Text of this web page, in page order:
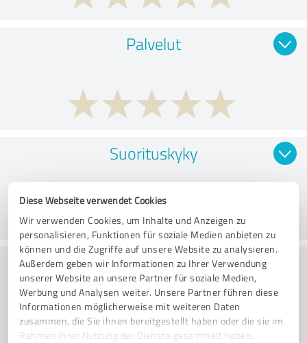
Diese Webseite verwendet Cookies
Wir verwenden Cookies, um Inhalte und Anzeigen zu
personalisieren, Funktionen für soziale Medien anbieten zu
können und die Zugriffe auf unsere Website zu analysieren.
Außerdem geben wir Informationen zu Ihrer Verwendung
unserer Website an unsere Partner für soziale Medien,
Werbung und Analysen weiter. Unsere Partner führen diese
Informationen möglicherweise mit weiteren Daten
zusammen, die Sie ihnen bereitgestellt haben oder die sie im
Rahmen Ihrer Nutzung der Dienste gesammelt haben.
Palvelut
Suorituskyky
Konsultointi